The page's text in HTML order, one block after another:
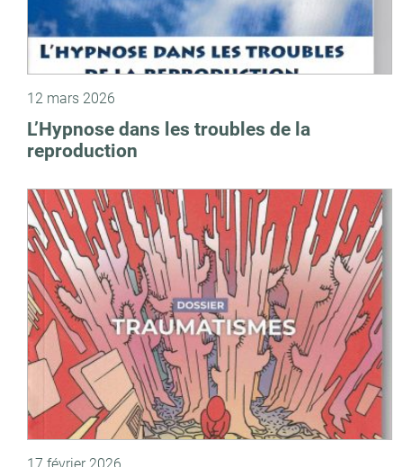
12 mars 2026
L’Hypnose dans les troubles de la
reproduction